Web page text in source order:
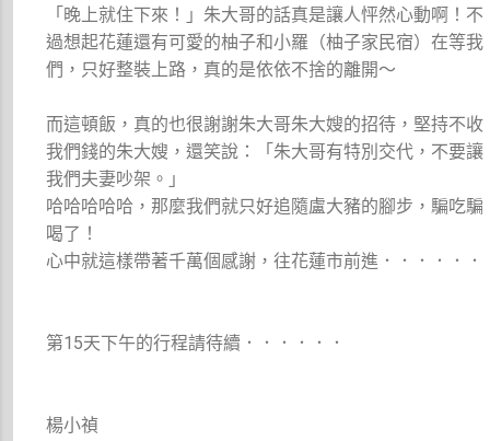
「晚上就住下來！」朱大哥的話真是讓人怦然心動啊！不
過想起花蓮還有可愛的柚子和小羅（柚子家民宿）在等我
們，只好整裝上路，真的是依依不捨的離開～
而這頓飯，真的也很謝謝朱大哥朱大嫂的招待，堅持不收
我們錢的朱大嫂，還笑說：「朱大哥有特別交代，不要讓
我們夫妻吵架。」
哈哈哈哈哈，那麼我們就只好追隨盧大豬的腳步，騙吃騙
喝了！
心中就這樣帶著千萬個感謝，往花蓮市前進．．．．．．
第15天下午的行程請待續．．．．．．
楊小禎